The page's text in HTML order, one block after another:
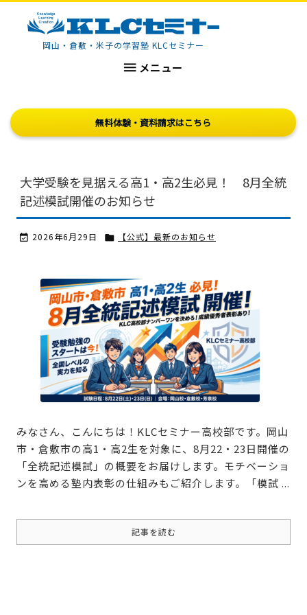
KLCセミナー
岡山・倉敷・米子の学習塾 KLCセミナー
 メニュー
無料体験・資料請求はこちら
大学受験を見据える高1・高2生必見！ 8月全統
記述模試開催のお知らせ
 2026年6月29日  【公式】最新のお知らせ
みなさん、こんにちは！KLCセミナー高校部です。 岡山
市・倉敷市の高1・高2生を対象に、8月22・23日開催の
「全統記述模試」の概要をお届けします。モチベーショ
ンを高める塾内表彰の仕組みもご紹介します。
「模試 ...
記事を読む